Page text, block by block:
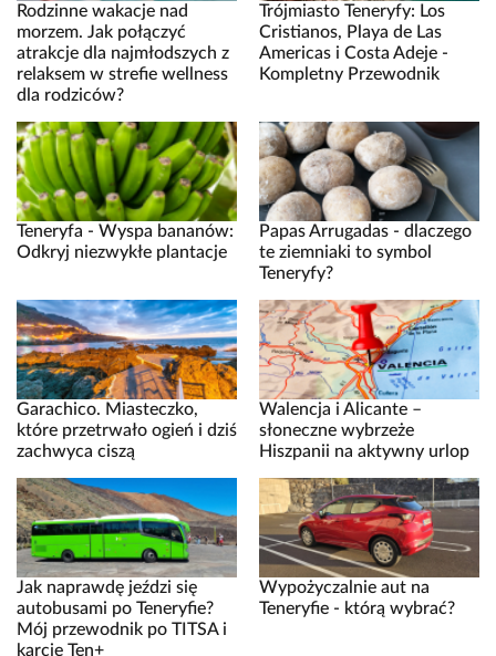
Rodzinne wakacje nad
morzem. Jak połączyć
atrakcje dla najmłodszych z
relaksem w strefie wellness
dla rodziców?
Trójmiasto Teneryfy: Los
Cristianos, Playa de Las
Americas i Costa Adeje -
Kompletny Przewodnik
Teneryfa - Wyspa bananów:
Odkryj niezwykłe plantacje
Papas Arrugadas - dlaczego
te ziemniaki to symbol
Teneryfy?
Garachico. Miasteczko,
które przetrwało ogień i dziś
zachwyca ciszą
Walencja i Alicante –
słoneczne wybrzeże
Hiszpanii na aktywny urlop
Jak naprawdę jeździ się
autobusami po Teneryfie?
Mój przewodnik po TITSA i
karcie Ten+
Wypożyczalnie aut na
Teneryfie - którą wybrać?